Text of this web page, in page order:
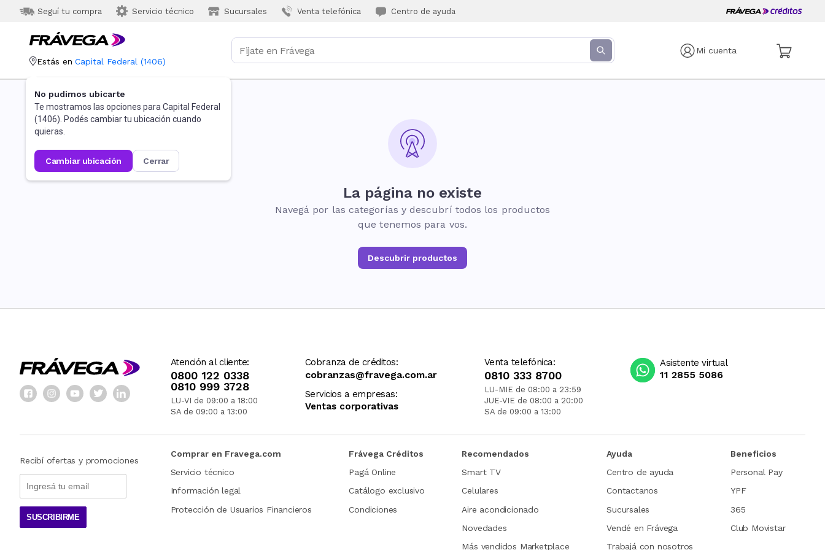
Seguí tu compra Servicio técnico Sucursales Venta telefónica Centro de ayuda
Mi cuenta
Estás en Capital Federal (1406)
No pudimos ubicarte
Te mostramos las opciones para Capital Federal
(1406). Podés cambiar tu ubicación cuando
quieras.
cambiar ubicación cerrar
La página no existe
Navegá por las categorías y descubrí todos los productos
que tenemos para vos.
Descubrir productos
Atención al cliente:
0800 122 0338
0810 999 3728
LU-VI de 09:00 a 18:00
SA de 09:00 a 13:00
Cobranza de créditos:
cobranzas@fravega.com.ar
Servicios a empresas:
Ventas corporativas
Venta telefónica:
0810 333 8700
LU-MIE de 08:00 a 23:59
JUE-VIE de 08:00 a 20:00
SA de 09:00 a 13:00
Asistente virtual
11 2855 5086
Recibí ofertas y promociones
SUSCRIBIRME
Comprar en Fravega.com
Servicio técnico
Información legal
Protección de Usuarios Financieros
Frávega Créditos
Pagá Online
Catálogo exclusivo
Condiciones
Recomendados
Smart TV
Celulares
Aire acondicionado
Novedades
Más vendidos Marketplace
Ayuda
Centro de ayuda
Contactanos
Sucursales
Vendé en Frávega
Trabajá con nosotros
Beneficios
Personal Pay
YPF
365
Club Movistar